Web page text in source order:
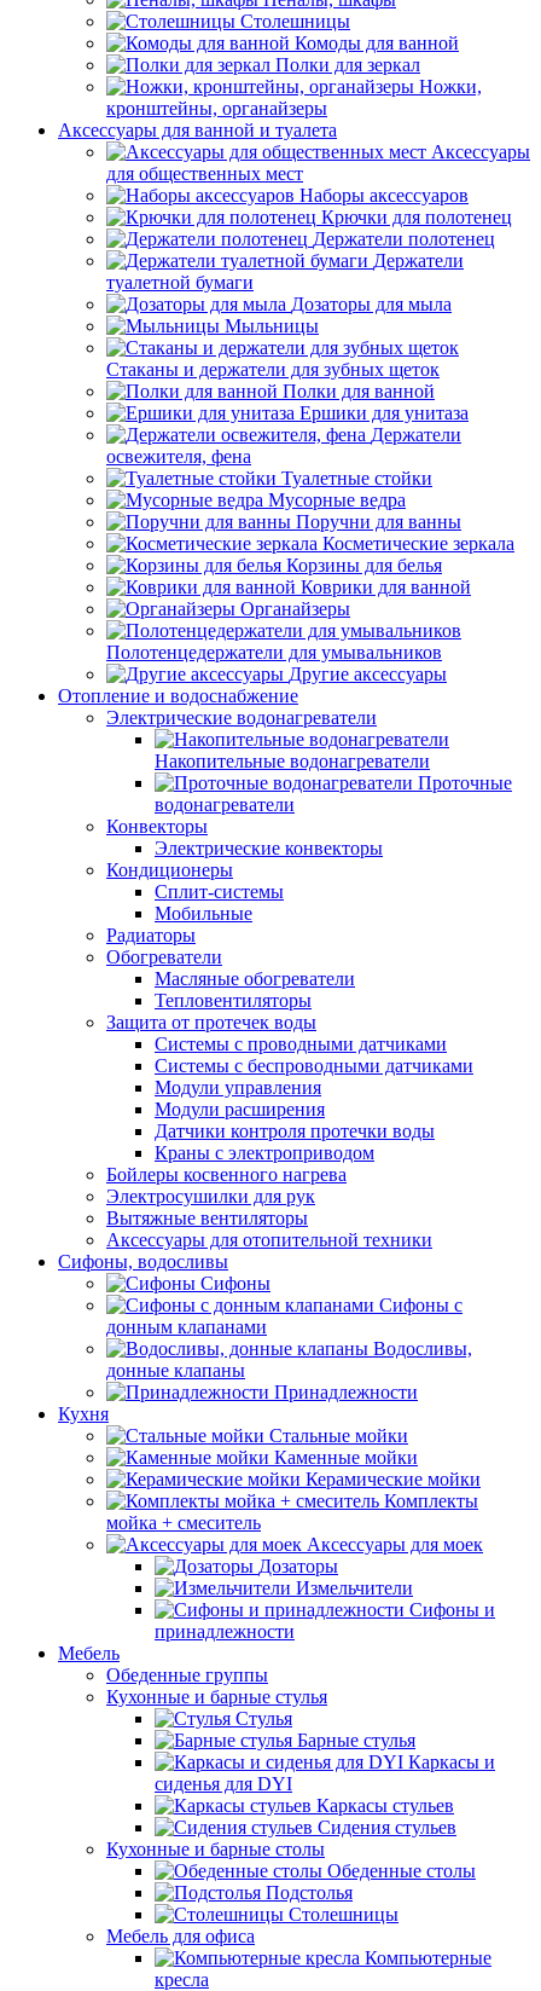
Столешницы
Комоды для ванной
Полки для зеркал
Ножки,
кронштейны, органайзеры
Аксессуары для ванной и туалета
Аксессуары
для общественных мест
Наборы аксессуаров
Крючки для полотенец
Держатели полотенец
Держатели
туалетной бумаги
Дозаторы для мыла
Мыльницы
Стаканы и держатели для зубных щеток
Полки для ванной
Ершики для унитаза
Держатели
освежителя, фена
Туалетные стойки
Мусорные ведра
Поручни для ванны
Косметические зеркала
Корзины для белья
Коврики для ванной
Органайзеры
Полотенцедержатели для умывальников
Другие аксессуары
Отопление и водоснабжение
Электрические водонагреватели
Накопительные водонагреватели
Проточные
водонагреватели
Конвекторы
Электрические конвекторы
Кондиционеры
Сплит-системы
Мобильные
Радиаторы
Обогреватели
Масляные обогреватели
Тепловентиляторы
Защита от протечек воды
Системы с проводными датчиками
Системы с беспроводными датчиками
Модули управления
Модули расширения
Датчики контроля протечки воды
Краны с электроприводом
Бойлеры косвенного нагрева
Электросушилки для рук
Вытяжные вентиляторы
Аксессуары для отопительной техники
Сифоны, водосливы
Сифоны
Сифоны с
донным клапанами
Водосливы,
донные клапаны
Принадлежности
Кухня
Стальные мойки
Каменные мойки
Керамические мойки
Комплекты
мойка + смеситель
Аксессуары для моек
Дозаторы
Измельчители
Сифоны и
принадлежности
Мебель
Обеденные группы
Кухонные и барные стулья
Стулья
Барные стулья
Каркасы и
сиденья для DYI
Каркасы стульев
Сидения стульев
Кухонные и барные столы
Обеденные столы
Подстолья
Столешницы
Мебель для офиса
Компьютерные
кресла